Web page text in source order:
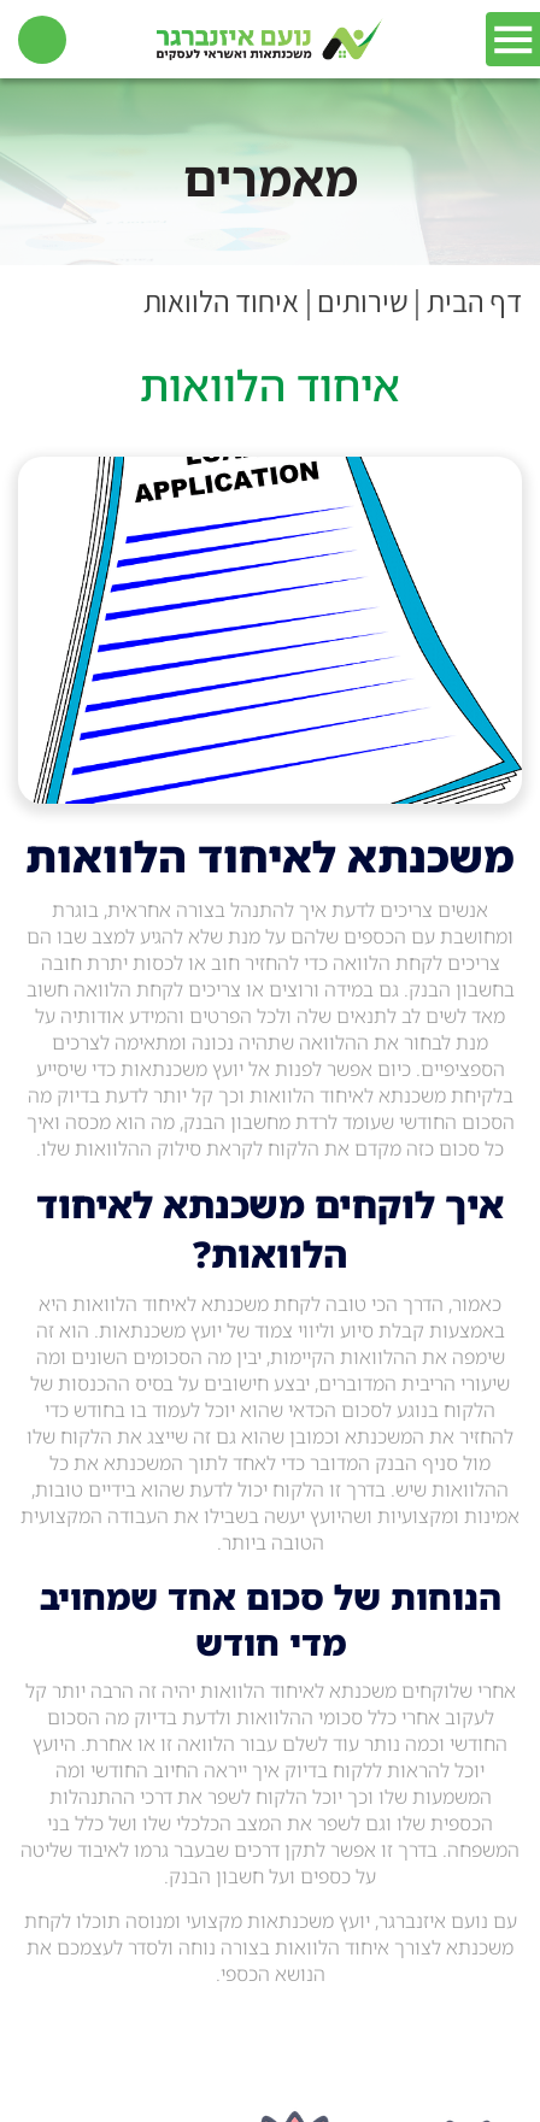
מאמרים
דף הבית | שירותים | איחוד הלוואות
איחוד הלוואות
משכנתא לאיחוד הלוואות
אנשים צריכים לדעת איך להתנהל בצורה אחראית, בוגרת
ומחושבת עם הכספים שלהם על מנת שלא להגיע למצב שבו הם
צריכים לקחת הלוואה כדי להחזיר חוב או לכסות יתרת חובה
בחשבון הבנק. גם במידה ורוצים או צריכים לקחת הלוואה חשוב
מאד לשים לב לתנאים שלה ולכל הפרטים והמידע אודותיה על
מנת לבחור את ההלוואה שתהיה נכונה ומתאימה לצרכים
הספציפיים. כיום אפשר לפנות אל יועץ משכנתאות כדי שיסייע
בלקיחת משכנתא לאיחוד הלוואות וכך קל יותר לדעת בדיוק מה
הסכום החודשי שעומד לרדת מחשבון הבנק, מה הוא מכסה ואיך
כל סכום כזה מקדם את הלקוח לקראת סילוק ההלוואות שלו.
איך לוקחים משכנתא לאיחוד
הלוואות?
כאמור, הדרך הכי טובה לקחת משכנתא לאיחוד הלוואות היא
באמצעות קבלת סיוע וליווי צמוד של יועץ משכנתאות. הוא זה
שימפה את ההלוואות הקיימות, יבין מה הסכומים השונים ומה
שיעורי הריבית המדוברים, יבצע חישובים על בסיס ההכנסות של
הלקוח בנוגע לסכום הכדאי שהוא יוכל לעמוד בו בחודש כדי
להחזיר את המשכנתא וכמובן שהוא גם זה שייצג את הלקוח שלו
מול סניף הבנק המדובר כדי לאחד לתוך המשכנתא את כל
ההלוואות שיש. בדרך זו הלקוח יכול לדעת שהוא בידיים טובות,
אמינות ומקצועיות ושהיועץ יעשה בשבילו את העבודה המקצועית
הטובה ביותר.
הנוחות של סכום אחד שמחויב
מדי חודש
אחרי שלוקחים משכנתא לאיחוד הלוואות יהיה זה הרבה יותר קל
לעקוב אחרי כלל סכומי ההלוואות ולדעת בדיוק מה הסכום
החודשי וכמה נותר עוד לשלם עבור הלוואה זו או אחרת. היועץ
יוכל להראות ללקוח בדיוק איך ייראה החיוב החודשי ומה
המשמעות שלו וכך יוכל הלקוח לשפר את דרכי ההתנהלות
הכספית שלו וגם לשפר את המצב הכלכלי שלו ושל כלל בני
המשפחה. בדרך זו אפשר לתקן דרכים שבעבר גרמו לאיבוד שליטה
על כספים ועל חשבון הבנק.
עם נועם איזנברגר, יועץ משכנתאות מקצועי ומנוסה תוכלו לקחת
משכנתא לצורך איחוד הלוואות בצורה נוחה ולסדר לעצמכם את
הנושא הכספי.